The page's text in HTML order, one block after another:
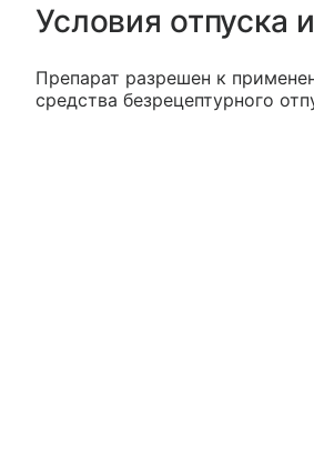
Условия отпуска
Препарат разрешен к
средства безрецептурного